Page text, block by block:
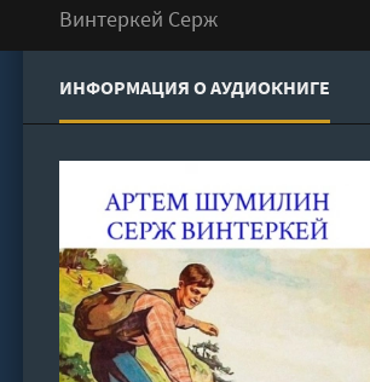
Винтеркей Серж
ИНФОРМАЦИЯ О АУДИОКНИГЕ